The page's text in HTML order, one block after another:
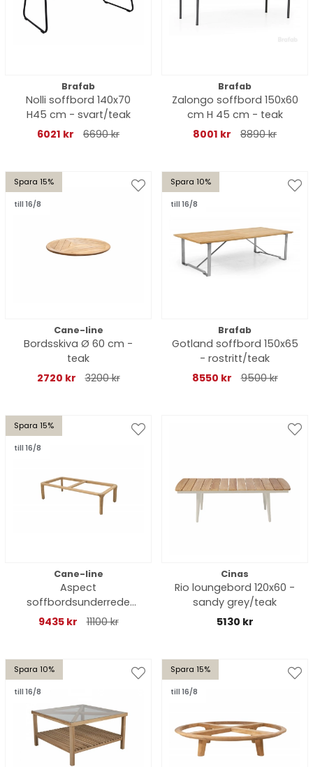
Brafab
Nolli soffbord 140x70
H45 cm - svart/teak
6021 kr
6690 kr
Brafab
Zalongo soffbord 150x60
cm H 45 cm - teak
8001 kr
8890 kr
Spara 15%
till 16/8
Cane-line
Bordsskiva Ø 60 cm -
teak
2720 kr
3200 kr
Spara 10%
till 16/8
Brafab
Gotland soffbord 150x65
- rostritt/teak
8550 kr
9500 kr
Spara 15%
till 16/8
Cane-line
Aspect
soffbordsunderrede
120x60 cm - teak
9435 kr 11100 kr
Cinas
Rio loungebord 120x60 -
sandy grey/teak
5130 kr
Spara 10%
till 16/8
Spara 15%
till 16/8